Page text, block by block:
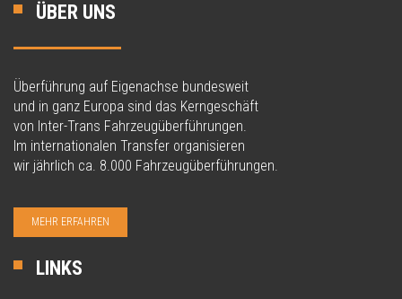
ÜBER UNS
Überführung auf Eigenachse bundesweit
und in ganz Europa sind das Kerngeschäft
von Inter-Trans Fahrzeugüberführungen.
Im internationalen Transfer organisieren
wir jährlich ca. 8.000 Fahrzeugüberführungen.
MEHR ERFAHREN
LINKS